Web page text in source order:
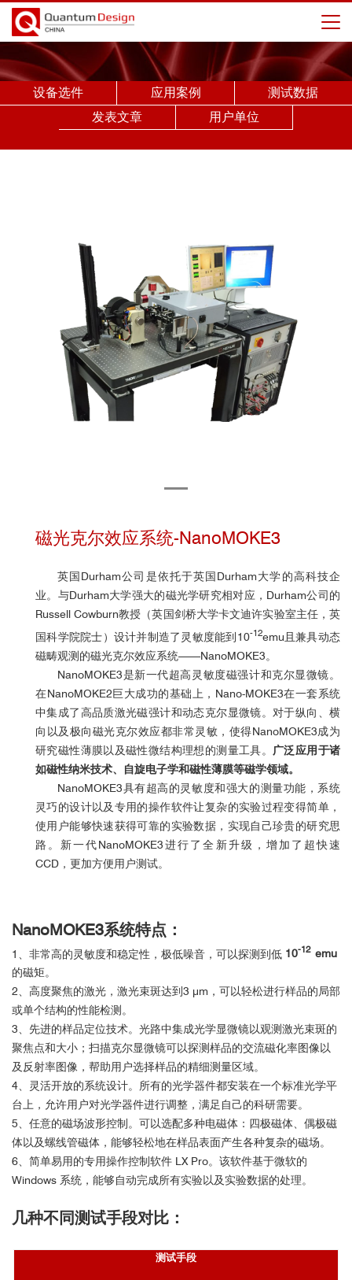
设备选件 应用案例
测试数据
发表文章
用户单位
磁光克尔效应系统-NanoMOKE3
英国Durham公司是依托于英国Durham大学的高科技企
业。与Durham大学强大的磁光学研究相对应，Durham公司的
Russell Cowburn教授（英国剑桥大学卡文迪许实验室主任，英
国科学院院士）设计并制造了灵敏度能到10-12emu且兼具动态
磁畴观测的磁光克尔效应系统——NanoMOKE3。
NanoMOKE3是新一代超高灵敏度磁强计和克尔显微镜。
在NanoMOKE2巨大成功的基础上，Nano-MOKE3在一套系统
中集成了高品质激光磁强计和动态克尔显微镜。对于纵向、横
向以及极向磁光克尔效应都非常灵敏，使得NanoMOKE3成为
研究磁性薄膜以及磁性微结构理想的测量工具。 广泛应用于诸
如磁性纳米技术、自旋电子学和磁性薄膜等磁学领域。
NanoMOKE3具有超高的灵敏度和强大的测量功能，系统
灵巧的设计以及专用的操作软件让复杂的实验过程变得简单，
使用户能够快速获得可靠的实验数据， 实现自己珍贵的研究思
路 。新一代NanoMOKE3进行了全新升级，增加了超快速
CCD，更加方便用户测试。
NanoMOKE3系统特点：
1、非常高的灵敏度和稳定性，极低噪音，可以探测到低 10-12 emu
的磁矩。
2、高度聚焦的激光，激光束斑达到3 μm，可以轻松进行样品的局部
或单个结构的性能检测。
3、先进的样品定位技术。光路中集成光学显微镜以观测激光束斑的
聚焦点和大小；扫描克尔显微镜可以探测样品的交流磁化率图像以
及反射率图像，帮助用户选择样品的精细测量区域。
4、灵活开放的系统设计。所有的光学器件都安装在一个标准光学平
台上，允许用户对光学器件进行调整，满足自己的科研需要。
5、任意的磁场波形控制。可以选配多种电磁体：四极磁体、偶极磁
体以及螺线管磁体，能够轻松地在样品表面产生各种复杂的磁场。
6、简单易用的专用操作控制软件 LX Pro。该软件基于微软的
Windows 系统，能够自动完成所有实验以及实验数据的处理。
几种不同测试手段对比：
测试手段